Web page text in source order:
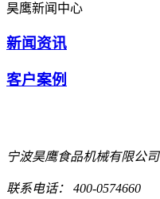
昊鹰新闻中心
新闻资讯
客户案例
宁波昊鹰食品机械有限公司
联系电话： 400-0574660